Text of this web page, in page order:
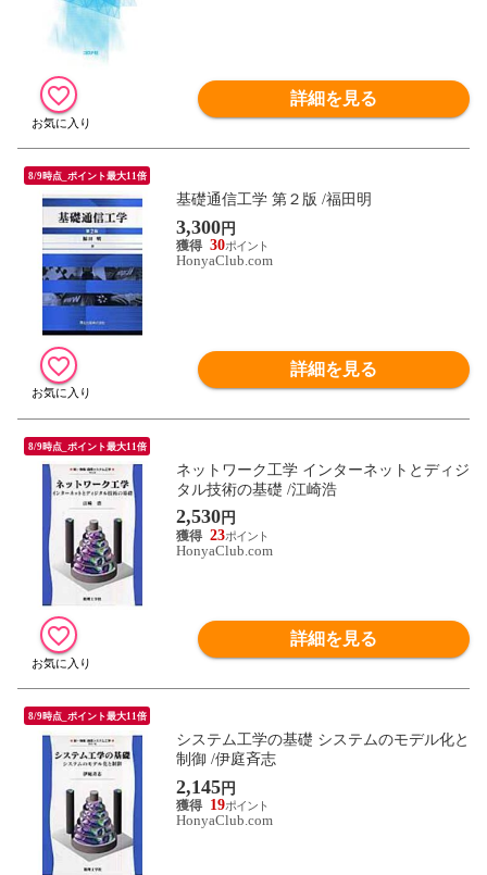
詳細を見る
8/9時点_ポイント最大11倍
基礎通信工学 第２版 /福田明
3,300円
30
HonyaClub.com
詳細を見る
8/9時点_ポイント最大11倍
ネットワーク工学 インターネットとディジ
タル技術の基礎 /江崎浩
2,530円
23
HonyaClub.com
詳細を見る
8/9時点_ポイント最大11倍
システム工学の基礎 システムのモデル化と
制御 /伊庭斉志
2,145円
19
HonyaClub.com